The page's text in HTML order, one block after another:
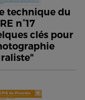
technique du
n°17
clés pour